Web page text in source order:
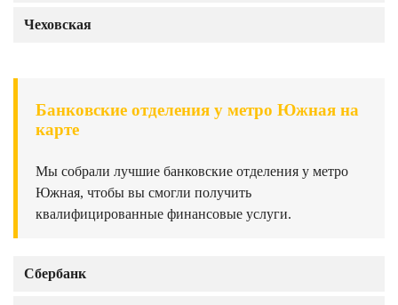
Банковские отделения у метро Южная на
карте
Мы собрали лучшие банковские отделения у метро
Южная, чтобы вы смогли получить
квалифицированные финансовые услуги.
Сбербанк
Чеховская